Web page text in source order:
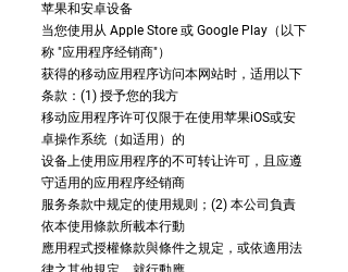
苹果和安卓设备
当您使用从 Apple Store 或 Google Play（以下
称 "应用程序经销商"）
获得的移动应用程序访问本网站时，适用以下
条款：(1) 授予您的我方
移动应用程序许可仅限于在使用苹果iOS或安
卓操作系统（如适用）的
设备上使用应用程序的不可转让许可，且应遵
守适用的应用程序经销商
服务条款中规定的使用规则；(2) 本公司負責
依本使用條款所載本行動
應用程式授權條款與條件之規定，或依適用法